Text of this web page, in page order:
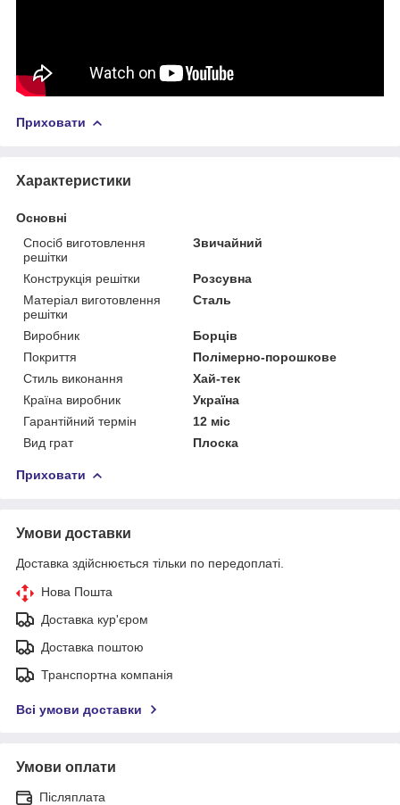
Приховати
Характеристики
Основні
Спосіб виготовлення
решітки
Звичайний
Конструкція решітки
Розсувна
Матеріал виготовлення
решітки
Сталь
Виробник
Борців
Покриття
Полімерно-порошкове
Стиль виконання
Хай-тек
Країна виробник
Україна
Гарантійний термін
12 міс
Вид грат
Плоска
Приховати
Умови доставки
Доставка здійснюється тільки по передоплаті.
Нова Пошта
Доставка кур'єром
Доставка поштою
Транспортна компанія
Всі умови доставки
Умови оплати
Післяплата